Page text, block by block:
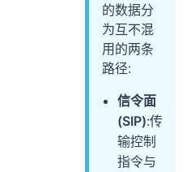
的数据分
为互不混
用的两条
路径:
信令面
(SIP):传
输控制
指令与